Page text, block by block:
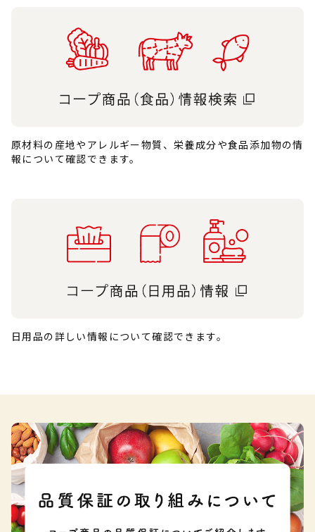
原材料の産地やアレルギー物質、栄養成分や食品添加物の情
報について確認できます。
日用品の詳しい情報について確認できます。